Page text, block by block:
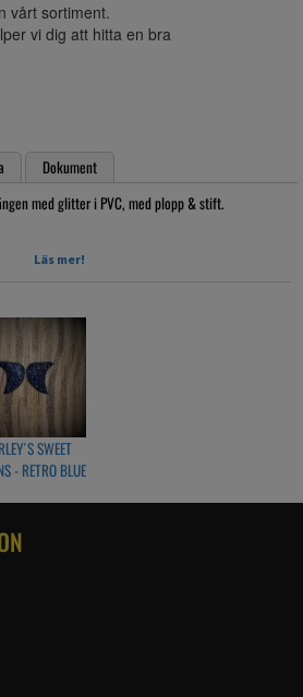
vårt sortiment.
vi dig att hitta en bra
Dokument
med glitter i PVC, med plopp & stift.
Läs mer!
SWEET
- RETRO BLUE